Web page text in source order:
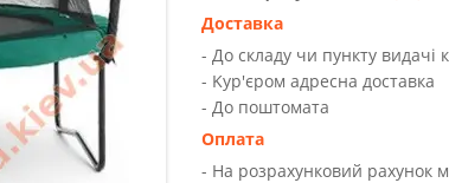
Доставка
- До складу чи пункту видачі
- Kур'єром адресна доставка
- До поштомата
Оплата
- На розрахунковий рахунок